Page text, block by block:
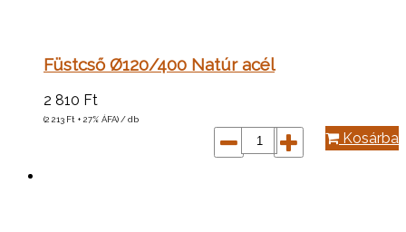
Füstcső Ø120/400 Natúr acél
2 810 Ft
(2 213 Ft + 27% ÁFA) / db
Kosárba